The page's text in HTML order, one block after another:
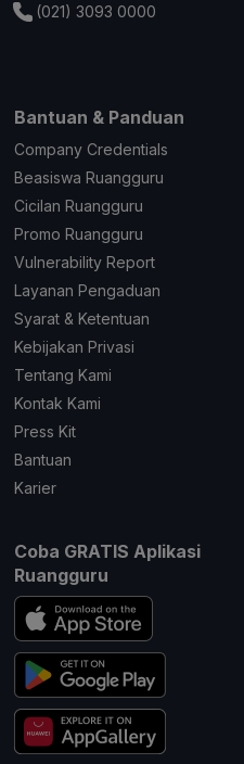
(021) 3093 0000
Bantuan & Panduan
Company Credentials
Beasiswa Ruangguru
Cicilan Ruangguru
Promo Ruangguru
Vulnerability Report
Layanan Pengaduan
Syarat & Ketentuan
Kebijakan Privasi
Tentang Kami
Kontak Kami
Press Kit
Bantuan
Karier
Coba GRATIS Aplikasi
Ruangguru